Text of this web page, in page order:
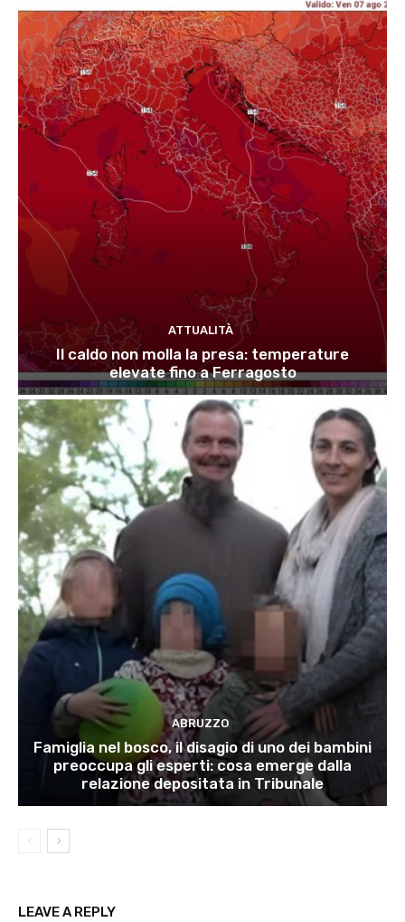
ATTUALITÀ
Il caldo non molla la presa: temperature
elevate fino a Ferragosto
ABRUZZO
Famiglia nel bosco, il disagio di uno dei bambini
preoccupa gli esperti: cosa emerge dalla
relazione depositata in Tribunale
LEAVE A REPLY